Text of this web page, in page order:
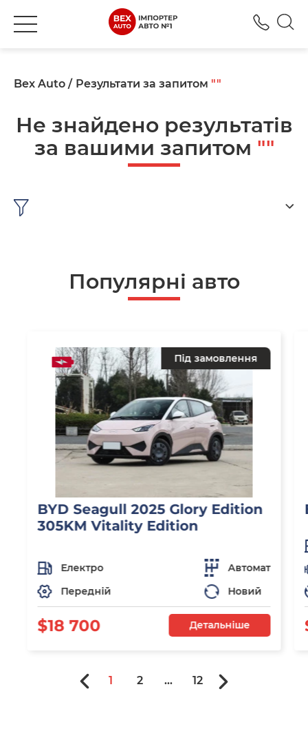
Bex Auto Результати за запитом ""
Не знайдено результатів
за вашими запитом ""
Популярні авто
Під замовлення
BYD Seagull 2025 Glory Edition
305KM Vitality Edition
Електро
Автомат
Передній
Новий
$18 700 Детальніше
1 2 ... 12